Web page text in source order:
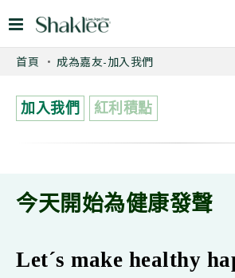
首頁 成為嘉友-加入我們
加入我們 紅利積點
今天開始為健康發聲
Let´s make healthy